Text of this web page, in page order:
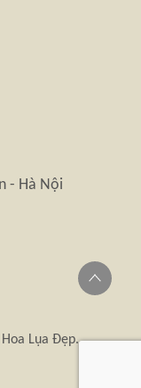
- Hà Nội
Hoa Lụa Đẹp.